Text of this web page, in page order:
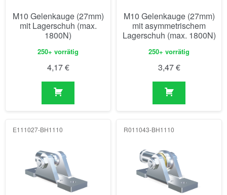
M10 Gelenkauge (27mm)
mit Lagerschuh (max.
1800N)
250+ vorrätig
4,17€
M10 Gelenkauge (27mm)
mit asymmetrischem
Lagerschuh (max. 1800N)
250+ vorrätig
3,47€
E111027-BH1110 R011043-BH1110